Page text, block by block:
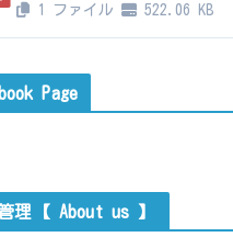
1 ファイル 522.06 KB
Page
理【 About us 】